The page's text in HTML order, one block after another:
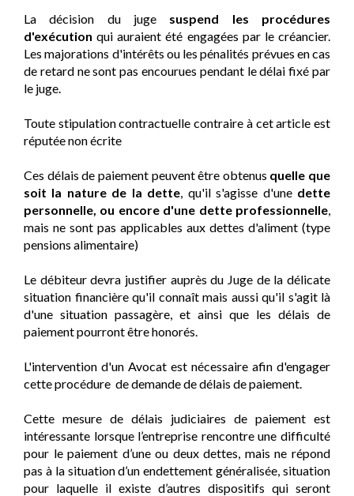
La décision du juge suspend les procédures
d'exécution qui auraient été engagées par le créancier.
Les majorations d'intérêts ou les pénalités prévues en cas
de retard ne sont pas encourues pendant le délai fixé par
le juge.
Toute stipulation contractuelle contraire à cet article est
réputée non écrite
Ces délais de paiement peuvent être obtenus quelle que
soit la nature de la dette, qu'il s'agisse d'une dette
personnelle, ou encore d'une dette professionnelle,
mais ne sont pas applicables aux dettes d'aliment (type
pensions alimentaire)
Le débiteur devra justifier auprès du Juge de la délicate
situation financière qu'il connaît mais aussi qu'il s'agit là
d'une situation passagère, et ainsi que les délais de
paiement pourront être honorés.
L'intervention d'un Avocat est nécessaire afin d'engager
cette procédure de demande de délais de paiement.
Cette mesure de délais judiciaires de paiement est
intéressante lorsque l’entreprise rencontre une difficulté
pour le paiement d’une ou deux dettes, mais ne répond
pas à la situation d’un endettement généralisée, situation
pour laquelle il existe d’autres dispositifs qui seront